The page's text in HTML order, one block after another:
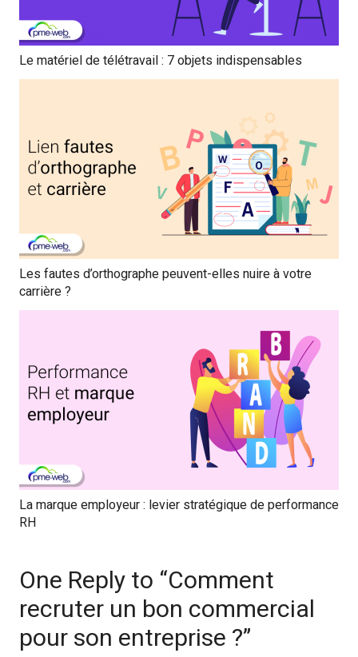
Le matériel de télétravail : 7 objets indispensables
Les fautes d’orthographe peuvent-elles nuire à votre
carrière ?
La marque employeur : levier stratégique de performance
RH
One Reply to “Comment
recruter un bon commercial
pour son entreprise ?”